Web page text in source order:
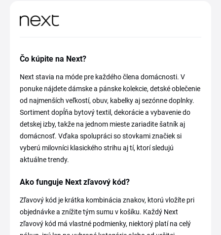
Čo kúpite na Next?
Next stavia na móde pre každého člena domácnosti. V
ponuke nájdete dámske a pánske kolekcie, detské oblečenie
od najmenších veľkostí, obuv, kabelky aj sezónne doplnky.
Sortiment dopĺňa bytový textil, dekorácie a vybavenie do
detskej izby, takže na jednom mieste zariadite šatník aj
domácnosť. Vďaka spolupráci so stovkami značiek si
vyberú milovníci klasického strihu aj tí, ktorí sledujú
aktuálne trendy.
Ako funguje Next zľavový kód?
Zľavový kód je krátka kombinácia znakov, ktorú vložíte pri
objednávke a znížite tým sumu v košíku. Každý Next
zľavový kód má vlastné podmienky, niektorý platí na celý